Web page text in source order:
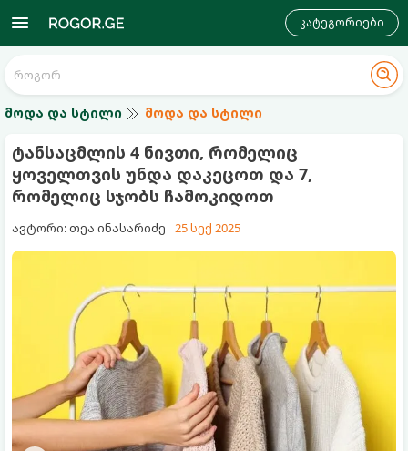
კატეგორიები
მოდა და სტილი მოდა და სტილი
ტანსაცმლის 4 ნივთი, რომელიც
ყოველთვის უნდა დაკეცოთ და 7,
რომელიც სჯობს ჩამოკიდოთ
ავტორი: თეა ინასარიძე 25 სექ 2025